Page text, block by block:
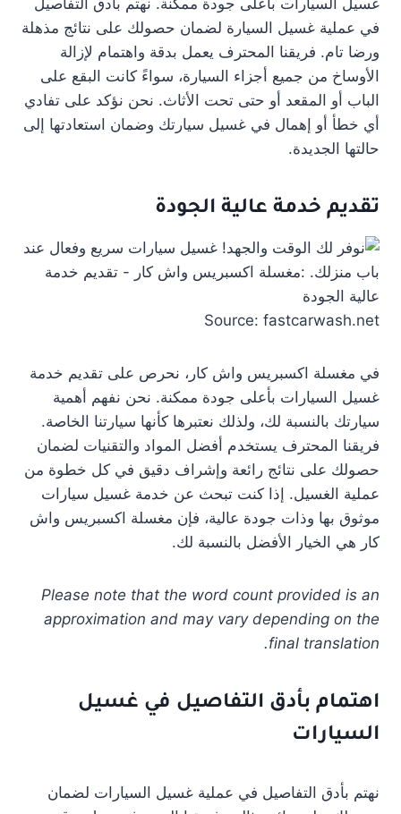
غسيل السيارات بأعلى جودة ممكنة. نهتم بأدق التفاصيل
في عملية غسيل السيارة لضمان حصولك على نتائج مذهلة
ورضا تام. فريقنا المحترف يعمل بدقة واهتمام لإزالة
الأوساخ من جميع أجزاء السيارة، سواءً كانت البقع على
الباب أو المقعد أو حتى تحت الأثاث. نحن نؤكد على تفادي
أي خطأ أو إهمال في غسيل سيارتك وضمان استعادتها إلى
حالتها الجديدة.
تقديم خدمة عالية الجودة
Source: fastcarwash.net
في مغسلة اكسبريس واش كار، نحرص على تقديم خدمة
غسيل السيارات بأعلى جودة ممكنة. نحن نفهم أهمية
سيارتك بالنسبة لك، ولذلك نعتبرها كأنها سيارتنا الخاصة.
فريقنا المحترف يستخدم أفضل المواد والتقنيات لضمان
حصولك على نتائج رائعة وإشراف دقيق في كل خطوة من
عملية الغسيل. إذا كنت تبحث عن خدمة غسيل سيارات
موثوق بها وذات جودة عالية، فإن مغسلة اكسبريس واش
كار هي الخيار الأفضل بالنسبة لك.
Please note that the word count provided is an
approximation and may vary depending on the
final translation.
اهتمام بأدق التفاصيل في غسيل
السيارات
نهتم بأدق التفاصيل في عملية غسيل السيارات لضمان